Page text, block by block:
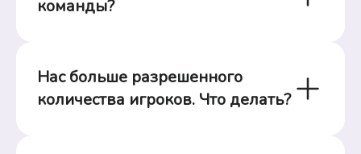
команды?
Нас больше разрешенного
количества игроков. Что делать?